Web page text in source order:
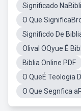
Significado
O Que
Significdo De
Olival OQyue É
Biblia Online PDF
O QueÉ Teologia
O Que Segnfica